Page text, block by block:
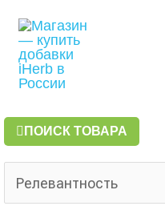
содержимому
ПОИСК ТОВАРА
товаров